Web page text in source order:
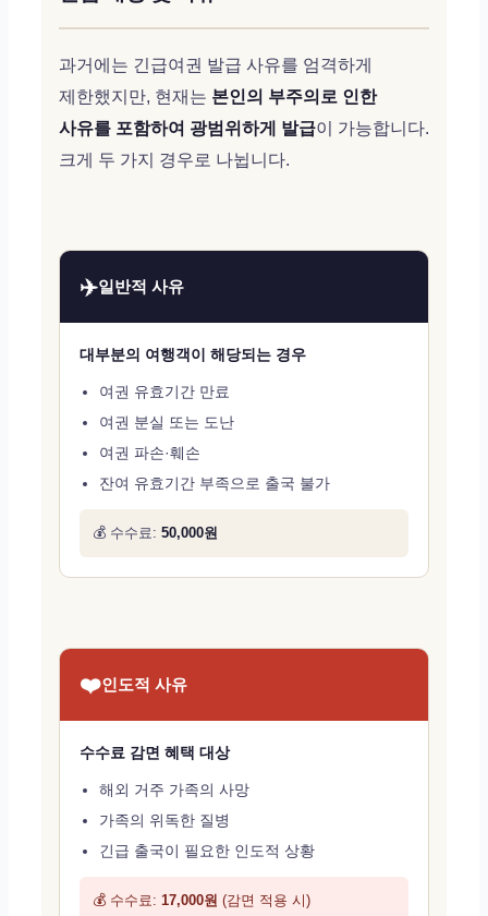
과거에는 긴급여권 발급 사유를 엄격하게
제한했지만, 현재는 본인의 부주의로 인한
사유를 포함하여 광범위하게 발급이 가능합니다.
크게 두 가지 경우로 나뉩니다.
✈️일반적 사유
대부분의 여행객이 해당되는 경우
여권 유효기간 만료
여권 분실 또는 도난
여권 파손·훼손
잔여 유효기간 부족으로 출국 불가
💰 수수료: 50,000원
❤️인도적 사유
수수료 감면 혜택 대상
해외 거주 가족의 사망
가족의 위독한 질병
긴급 출국이 필요한 인도적 상황
💰 수수료: 17,000원 (감면 적용 시)